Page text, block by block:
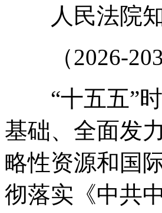
人民法院知
（2026-
“十五五”时
基础、全面发
略性资源和国
彻落实《中共